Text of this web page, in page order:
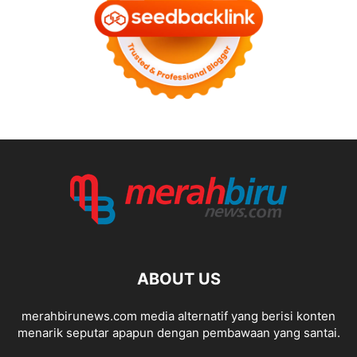
ABOUT US
merahbirunews.com media alternatif yang berisi konten
menarik seputar apapun dengan pembawaan yang santai.